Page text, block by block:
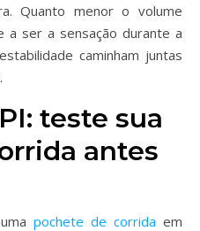
Quanto menor o volume
a ser a sensação durante a
caminham juntas
teste sua
antes
umapochete de corrida em